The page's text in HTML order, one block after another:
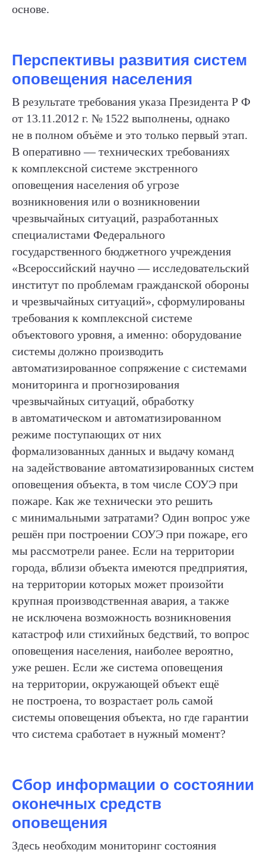
основе.
Перспективы развития систем
оповещения населения
В результате требования указа Президента Р Ф
от 13.11.2012 г. № 1522 выполнены, однако
не в полном объёме и это только первый этап.
В оперативно — технических требованиях
к комплексной системе экстренного
оповещения населения об угрозе
возникновения или о возникновении
чрезвычайных ситуаций, разработанных
специалистами Федерального
государственного бюджетного учреждения
«Всероссийский научно — исследовательский
институт по проблемам гражданской обороны
и чрезвычайных ситуаций», сформулированы
требования к комплексной системе
объектового уровня, а именно: оборудование
системы должно производить
автоматизированное сопряжение с системами
мониторинга и прогнозирования
чрезвычайных ситуаций, обработку
в автоматическом и автоматизированном
режиме поступающих от них
формализованных данных и выдачу команд
на задействование автоматизированных систем
оповещения объекта, в том числе СОУЭ при
пожаре. Как же технически это решить
с минимальными затратами? Один вопрос уже
решён при построении СОУЭ при пожаре, его
мы рассмотрели ранее. Если на территории
города, вблизи объекта имеются предприятия,
на территории которых может произойти
крупная производственная авария, а также
не исключена возможность возникновения
катастроф или стихийных бедствий, то вопрос
оповещения населения, наиболее вероятно,
уже решен. Если же система оповещения
на территории, окружающей объект ещё
не построена, то возрастает роль самой
системы оповещения объекта, но где гарантии
что система сработает в нужный момент?
Сбор информации о состоянии
оконечных средств
оповещения
Здесь необходим мониторинг состояния
Ваш вопрос или предложение (в запросе укажите
способ, как с Вами связаться для ответа)
ОТПРАВИТЬ
Нажимая на кнопку «отправить» я даю свое
согласие на обработку персональных данных
в соответствии сполитикой конфиденциальности
ИЛИ ПРЕДЛОЖЕНИЕ
— ЗАПОЛНИТЕ ФОРМУ:
Разработано Noweekend.studio
© 2014-2025 Infostrata
Статьи
Заметки
О сервисе
ooo@infostrata.ru
192029, Санкт-Петербург,
офис 422
РАЗДЕЛЫ
в области систем оповещения
населения в России
Telegram